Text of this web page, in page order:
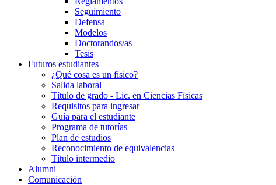
Seguimiento
Defensa
Modelos
Doctorandos/as
Tesis
Futuros estudiantes
¿Qué cosa es un físico?
Salida laboral
Título de grado - Lic. en Ciencias Físicas
Requisitos para ingresar
Guía para el estudiante
Programa de tutorías
Plan de estudios
Reconocimiento de equivalencias
Título intermedio
Alumni
Comunicación